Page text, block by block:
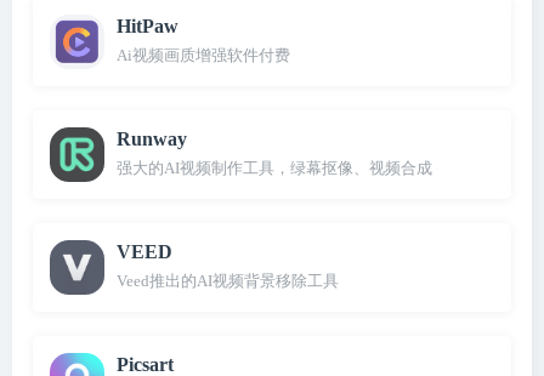
HitPaw
Ai视频画质增强软件付费
Runway
强大的AI视频制作工具，绿幕抠像、视频合成
VEED
Veed推出的AI视频背景移除工具
Picsart